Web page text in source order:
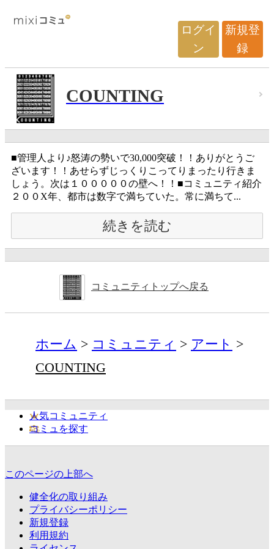
ログイ
ン
新規登
録
COUNTING
■管理人より♪怒涛の勢いで30,000突破！！ありがとうご
ざいます！！あせらずじっくりこってりまったり行きま
しょう。次は１０００００の壁へ！！■コミュニティ紹介
２００X年、都市は数字で満ちていた。常に満ちて...
続きを読む
コミュニティトップへ戻る
ホーム コミュニティ
アート
COUNTING
人気コミュニティ
コミュを探す
このページの上部へ
健全化の取り組み
プライバシーポリシー
新規登録
利用規約